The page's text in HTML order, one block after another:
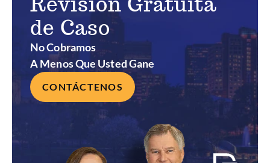
de Caso
No Cobramos
A Menos Que Usted Gane
CONTÁCTENOS